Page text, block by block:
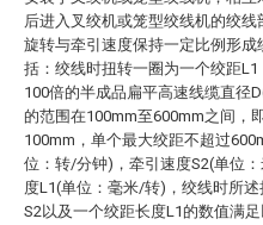
后进入叉绞机或笼型绞线机的绞
旋转与牵引速度保持一定比例形
括：绞线时扭转一圈为一个绞距L1
100倍的半成品扁平高速线缆直径
的范围在100mm至600mm之间，
100mm，单个最大绞距不超过
位：转/分钟)，牵引速度S2(单位
度L1(单位：毫米/转)，绞线时所
S2以及一个绞距长度L1的数值满